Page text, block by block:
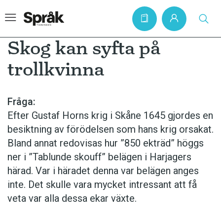
Artiklar
Krönikor
Språkfrågor
Skrivtips
Bokrecensioner
Kviss
Skog kan syfta på
trollkvinna
Fråga:
Efter Gustaf Horns krig i Skåne 1645 gjordes en
besiktning av förödelsen som hans krig orsakat.
Bland annat redovisas hur ”850 ekträd” höggs
ner i ”Tablunde skouff” belägen i Harjagers
härad. Var i häradet denna var belägen anges
inte. Det skulle vara mycket intressant att få
veta var alla dessa ekar växte.